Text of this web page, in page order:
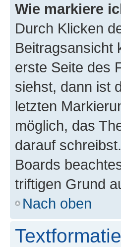
Wie markiere
Durch Klicken
Beitragsansicht
erste Seite des
siehst, dann ist
letzten
möglich, das
darauf
Boards
triftigen Grund
Nach oben